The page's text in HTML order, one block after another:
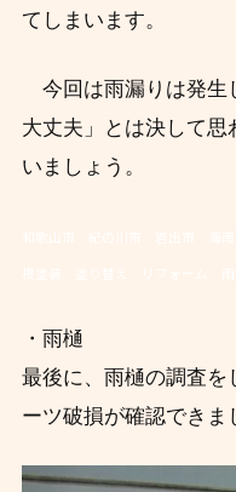
てしまいます。
今回は雨漏りは発生
大丈夫」とは決して
いましょう。
・雨樋
最後に、雨樋の調査を
ーツ破損が確認できま